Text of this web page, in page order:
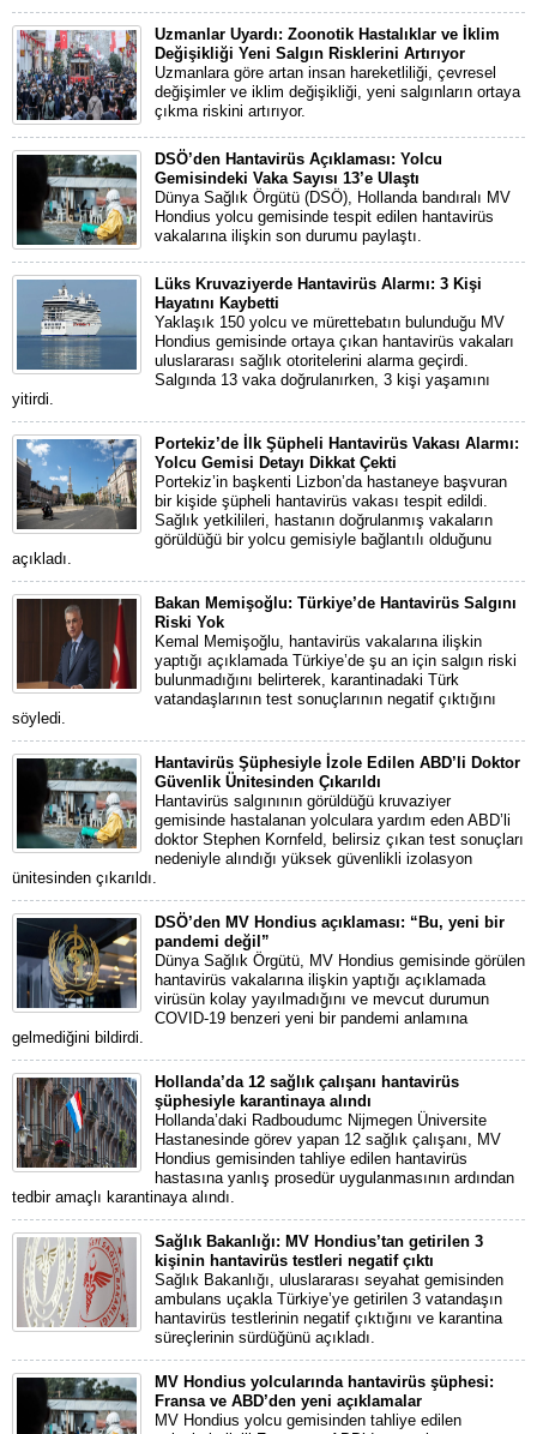
Uzmanlar Uyardı: Zoonotik Hastalıklar ve İklim
Değişikliği Yeni Salgın Risklerini Artırıyor
Uzmanlara göre artan insan hareketliliği, çevresel
değişimler ve iklim değişikliği, yeni salgınların ortaya
çıkma riskini artırıyor.
DSÖ’den Hantavirüs Açıklaması: Yolcu
Gemisindeki Vaka Sayısı 13’e Ulaştı
Dünya Sağlık Örgütü (DSÖ), Hollanda bandıralı MV
Hondius yolcu gemisinde tespit edilen hantavirüs
vakalarına ilişkin son durumu paylaştı.
Lüks Kruvaziyerde Hantavirüs Alarmı: 3 Kişi
Hayatını Kaybetti
Yaklaşık 150 yolcu ve mürettebatın bulunduğu MV
Hondius gemisinde ortaya çıkan hantavirüs vakaları
uluslararası sağlık otoritelerini alarma geçirdi.
Salgında 13 vaka doğrulanırken, 3 kişi yaşamını
yitirdi.
Portekiz’de İlk Şüpheli Hantavirüs Vakası Alarmı:
Yolcu Gemisi Detayı Dikkat Çekti
Portekiz’in başkenti Lizbon’da hastaneye başvuran
bir kişide şüpheli hantavirüs vakası tespit edildi.
Sağlık yetkilileri, hastanın doğrulanmış vakaların
görüldüğü bir yolcu gemisiyle bağlantılı olduğunu
açıkladı.
Bakan Memişoğlu: Türkiye’de Hantavirüs Salgını
Riski Yok
Kemal Memişoğlu, hantavirüs vakalarına ilişkin
yaptığı açıklamada Türkiye’de şu an için salgın riski
bulunmadığını belirterek, karantinadaki Türk
vatandaşlarının test sonuçlarının negatif çıktığını
söyledi.
Hantavirüs Şüphesiyle İzole Edilen ABD’li Doktor
Güvenlik Ünitesinden Çıkarıldı
Hantavirüs salgınının görüldüğü kruvaziyer
gemisinde hastalanan yolculara yardım eden ABD’li
doktor Stephen Kornfeld, belirsiz çıkan test sonuçları
nedeniyle alındığı yüksek güvenlikli izolasyon
ünitesinden çıkarıldı.
DSÖ’den MV Hondius açıklaması: “Bu, yeni bir
pandemi değil”
Dünya Sağlık Örgütü, MV Hondius gemisinde görülen
hantavirüs vakalarına ilişkin yaptığı açıklamada
virüsün kolay yayılmadığını ve mevcut durumun
COVID-19 benzeri yeni bir pandemi anlamına
gelmediğini bildirdi.
Hollanda’da 12 sağlık çalışanı hantavirüs
şüphesiyle karantinaya alındı
Hollanda’daki Radboudumc Nijmegen Üniversite
Hastanesinde görev yapan 12 sağlık çalışanı, MV
Hondius gemisinden tahliye edilen hantavirüs
hastasına yanlış prosedür uygulanmasının ardından
tedbir amaçlı karantinaya alındı.
Sağlık Bakanlığı: MV Hondius’tan getirilen 3
kişinin hantavirüs testleri negatif çıktı
Sağlık Bakanlığı, uluslararası seyahat gemisinden
ambulans uçakla Türkiye’ye getirilen 3 vatandaşın
hantavirüs testlerinin negatif çıktığını ve karantina
süreçlerinin sürdüğünü açıkladı.
MV Hondius yolcularında hantavirüs şüphesi:
Fransa ve ABD’den yeni açıklamalar
MV Hondius yolcu gemisinden tahliye edilen